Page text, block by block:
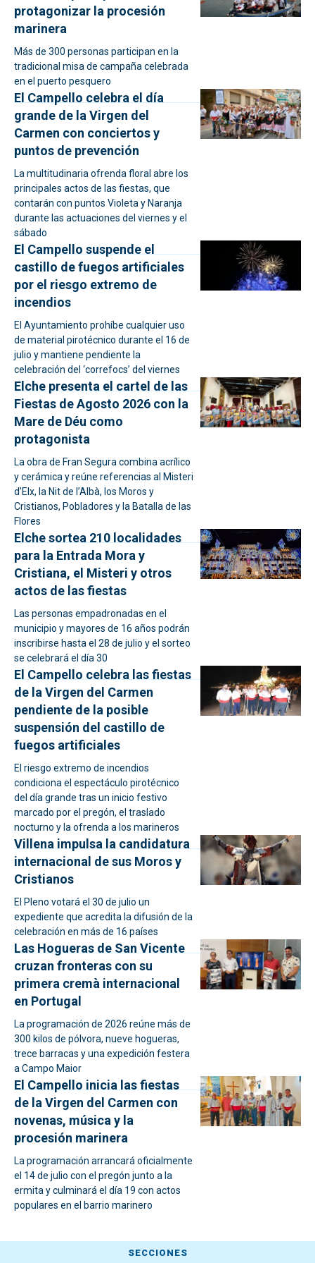
protagonizar la procesión
marinera
Más de 300 personas participan en la
tradicional misa de campaña celebrada
en el puerto pesquero
El Campello celebra el día
grande de la Virgen del
Carmen con conciertos y
puntos de prevención
La multitudinaria ofrenda floral abre los
principales actos de las fiestas, que
contarán con puntos Violeta y Naranja
durante las actuaciones del viernes y el
sábado
El Campello suspende el
castillo de fuegos artificiales
por el riesgo extremo de
incendios
El Ayuntamiento prohíbe cualquier uso
de material pirotécnico durante el 16 de
julio y mantiene pendiente la
celebración del ‘correfocs’ del viernes
Elche presenta el cartel de las
Fiestas de Agosto 2026 con la
Mare de Déu como
protagonista
La obra de Fran Segura combina acrílico
y cerámica y reúne referencias al Misteri
d’Elx, la Nit de l’Albà, los Moros y
Cristianos, Pobladores y la Batalla de las
Flores
Elche sortea 210 localidades
para la Entrada Mora y
Cristiana, el Misteri y otros
actos de las fiestas
Las personas empadronadas en el
municipio y mayores de 16 años podrán
inscribirse hasta el 28 de julio y el sorteo
se celebrará el día 30
El Campello celebra las fiestas
de la Virgen del Carmen
pendiente de la posible
suspensión del castillo de
fuegos artificiales
El riesgo extremo de incendios
condiciona el espectáculo pirotécnico
del día grande tras un inicio festivo
marcado por el pregón, el traslado
nocturno y la ofrenda a los marineros
Villena impulsa la candidatura
internacional de sus Moros y
Cristianos
El Pleno votará el 30 de julio un
expediente que acredita la difusión de la
celebración en más de 16 países
Las Hogueras de San Vicente
cruzan fronteras con su
primera cremà internacional
en Portugal
La programación de 2026 reúne más de
300 kilos de pólvora, nueve hogueras,
trece barracas y una expedición festera
a Campo Maior
El Campello inicia las fiestas
de la Virgen del Carmen con
novenas, música y la
procesión marinera
La programación arrancará oficialmente
el 14 de julio con el pregón junto a la
ermita y culminará el día 19 con actos
populares en el barrio marinero
SECCIONES